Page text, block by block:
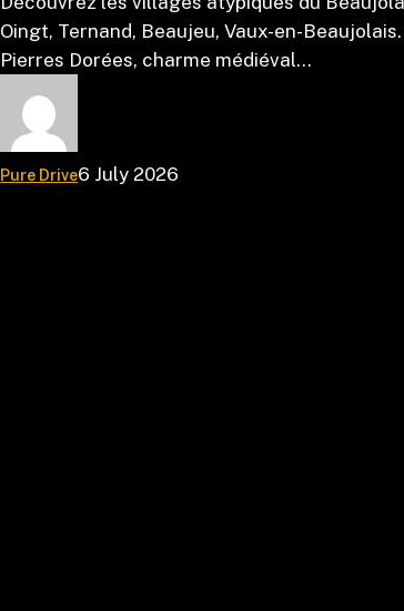
Oingt, Ternand, Beaujeu, Vaux-en-
Pierres Dorées, charme médiéval…
Pure Drive6 July 2026